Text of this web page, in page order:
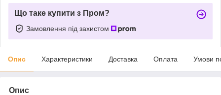
Що таке купити з Пром?
Замовлення під захистом
Опис Характеристики Доставка Оплата Умови
Опис